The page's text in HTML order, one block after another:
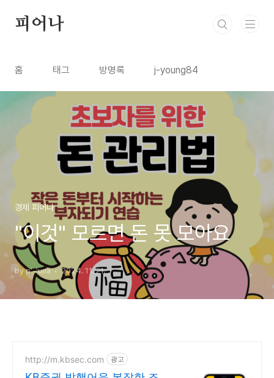
피어나
홈 태그 방명록 j-young84
경제 피어나
"이것" 모르면 돈 못 모아요
by p'-'una 2024. 11. 21.
http://m.kbsec.com 광고